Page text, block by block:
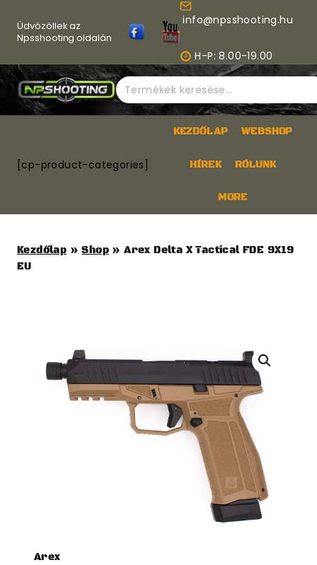
content
Üdvözöllek az
Npsshooting oldalán
info@npsshooting.hu
H-P: 8.00-19.00
Keresés
a
következőre:
[cp-product-categories]
KEZDŐLAP WEBSHOP
HÍREK RÓLUNK
MORE
Kezdőlap »Shop »Arex Delta X Tactical FDE 9X19
EU
Arex